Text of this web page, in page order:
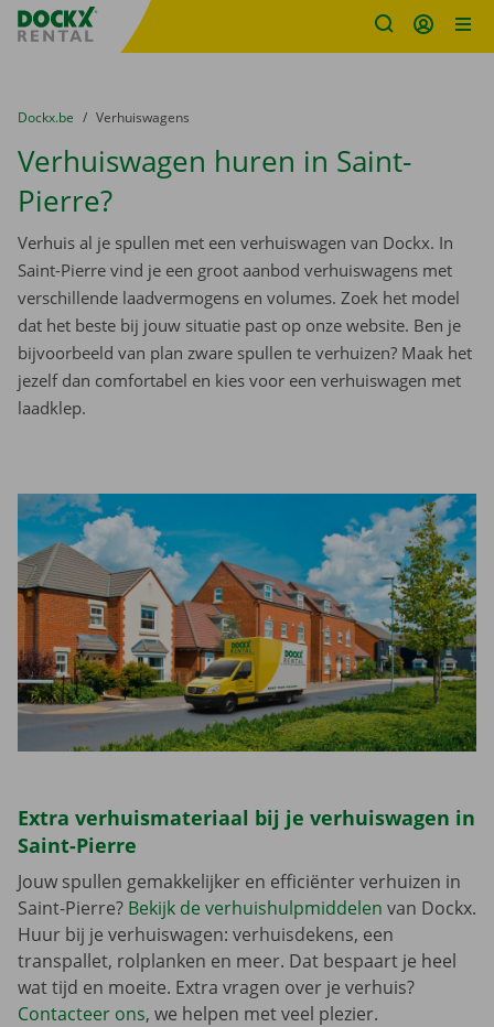
Fratello DEMO
U bevindt zich hier:
van
Dockx.be naar
Verhuiswagens
Verhuiswagen huren in Saint-
Pierre?
Verhuis al je spullen met een verhuiswagen van Dockx. In
Saint-Pierre vind je een groot aanbod verhuiswagens met
verschillende laadvermogens en volumes. Zoek het model
dat het beste bij jouw situatie past op onze website. Ben je
bijvoorbeeld van plan zware spullen te verhuizen? Maak het
jezelf dan comfortabel en kies voor een verhuiswagen met
laadklep.
Extra verhuismateriaal bij je verhuiswagen in
Saint-Pierre
Jouw spullen gemakkelijker en efficiënter verhuizen in
Saint-Pierre? Bekijk de verhuishulpmiddelen van Dockx.
Huur bij je verhuiswagen: verhuisdekens, een
transpallet, rolplanken en meer. Dat bespaart je heel
wat tijd en moeite. Extra vragen over je verhuis?
Contacteer ons, we helpen met veel plezier.